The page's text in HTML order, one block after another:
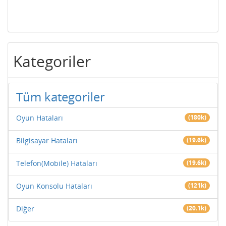
Kategoriler
Tüm kategoriler
Oyun Hataları (180k)
Bilgisayar Hataları (19.6k)
Telefon(Mobile) Hataları (19.6k)
Oyun Konsolu Hataları (121k)
Diğer (20.1k)